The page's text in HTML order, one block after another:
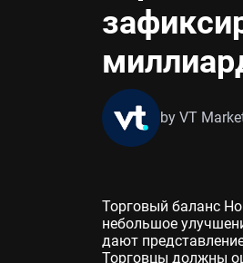
by VT
Торговый баланс
небольшое
дают
Торговцы должны